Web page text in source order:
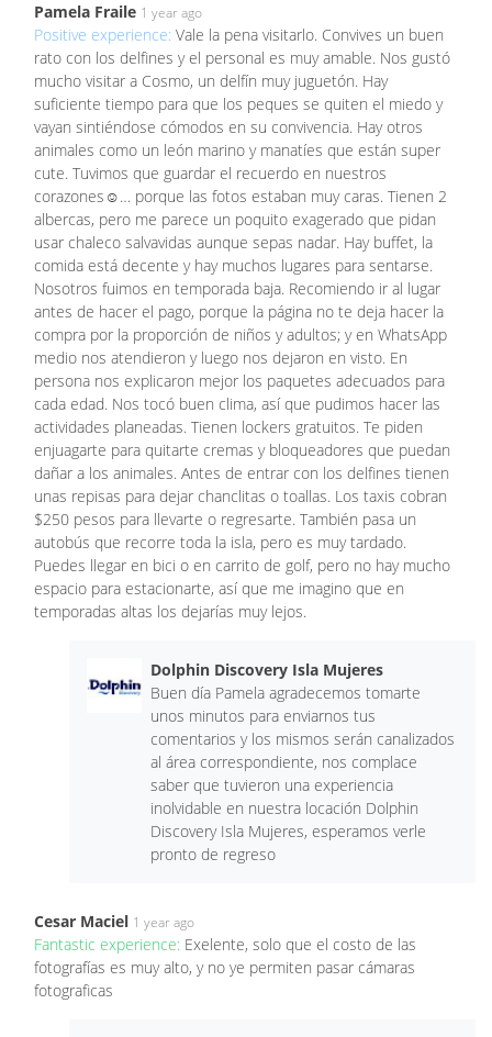
Pamela Fraile 1 year ago
Positive experience: Vale la pena visitarlo. Convives un buen
rato con los delfines y el personal es muy amable. Nos gustó
mucho visitar a Cosmo, un delfín muy juguetón. Hay
suficiente tiempo para que los peques se quiten el miedo y
vayan sintiéndose cómodos en su convivencia. Hay otros
animales como un león marino y manatíes que están super
cute. Tuvimos que guardar el recuerdo en nuestros
corazones☺️… porque las fotos estaban muy caras. Tienen 2
albercas, pero me parece un poquito exagerado que pidan
usar chaleco salvavidas aunque sepas nadar‍. Hay buffet, la
comida está decente y hay muchos lugares para sentarse.
Nosotros fuimos en temporada baja. Recomiendo ir al lugar
antes de hacer el pago, porque la página no te deja hacer la
compra por la proporción de niños y adultos; y en WhatsApp
medio nos atendieron y luego nos dejaron en visto. En
persona nos explicaron mejor los paquetes adecuados para
cada edad. Nos tocó buen clima, así que pudimos hacer las
actividades planeadas. Tienen lockers gratuitos. Te piden
enjuagarte para quitarte cremas y bloqueadores que puedan
dañar a los animales. Antes de entrar con los delfines tienen
unas repisas para dejar chanclitas o toallas. Los taxis cobran
$250 pesos para llevarte o regresarte. También pasa un
autobús que recorre toda la isla, pero es muy tardado.
Puedes llegar en bici o en carrito de golf, pero no hay mucho
espacio para estacionarte, así que me imagino que en
temporadas altas los dejarías muy lejos.
Dolphin Discovery Isla Mujeres
Buen día Pamela agradecemos tomarte
unos minutos para enviarnos tus
comentarios y los mismos serán canalizados
al área correspondiente, nos complace
saber que tuvieron una experiencia
inolvidable en nuestra locación Dolphin
Discovery Isla Mujeres, esperamos verle
pronto de regreso
Cesar Maciel 1 year ago
Fantastic experience: Exelente, solo que el costo de las
fotografías es muy alto, y no ye permiten pasar cámaras
fotograficas